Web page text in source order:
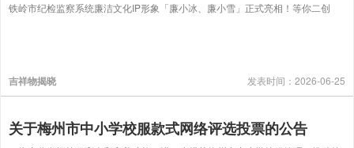
铁岭市纪检监察系统廉洁文化IP形象「廉小冰、廉小雪」正式亮相！等你二创
吉祥物揭晓 发表时间：2026-06-25
关于梅州市中小学校服款式网络评选投票的公告